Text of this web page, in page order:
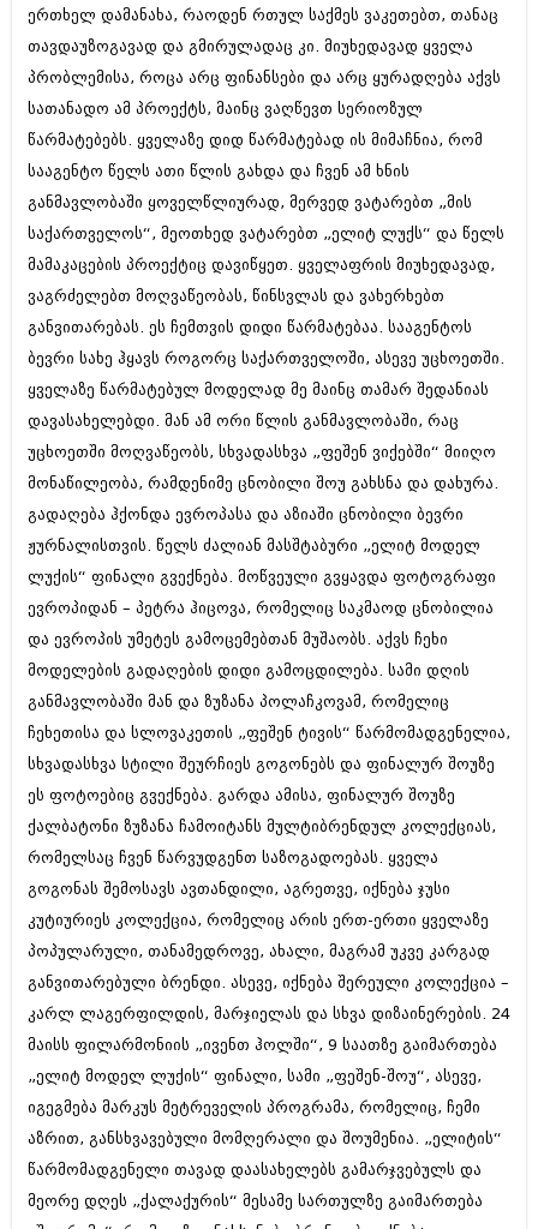
ივნისი 2018 (244)
აპრილი 2018 (194)
მარტი 2018 (256)
თებერვალი 2018 (208)
იანვარი 2018 (215)
დეკემბერი 2017 (243)
ნოემბერი 2017 (212)
ოქტომბერი 2017 (231)
სექტემბერი 2017 (261)
ივლისი 2017 (233)
ივნისი 2017 (265)
მაისი 2017 (216)
მარტი 2017 (212)
თებერვალი 2017 (205)
იანვარი 2017 (246)
დეკემბერი 2016 (207)
ნოემბერი 2016 (207)
ოქტომბერი 2016 (257)
სექტემბერი 2016 (224)
აგვისტო 2016 (258)
ივნისი 2016 (221)
მაისი 2016 (261)
აპრილი 2016 (215)
თებერვალი 2016 (250)
იანვარი 2016 (206)
დეკემბერი 2015 (207)
ნოემბერი 2015 (264)
ოქტომბერი 2015 (204)
სექტემბერი 2015 (215)
აგვისტო 2015 (286)
ივლისი 2015 (173)
მაისი 2015 (194)
აპრილი 2015 (208)
მარტი 2015 (365)
იანვარი 2015 (247)
დეკემბერი 2014 (342)
ნოემბერი 2014 (290)
ოქტომბერი 2014 (292)
სექტემბერი 2014 (394)
აგვისტო 2014 (248)
ივლისი 2014 (313)
ივნისი 2014 (366)
აპრილი 2014 (290)
არქივის ზომის ნახვა
ერთხელ დამანახა, რაოდენ რთულ საქმეს ვაკეთებთ, თანაც
თავდაუზოგავად და გმირულადაც კი. მიუხედავად ყველა
პრობლემისა, როცა არც ფინანსები და არც ყურადღება აქვს
სათანადო ამ პროექტს, მაინც ვაღწევთ სერიოზულ
წარმატებებს. ყველაზე დიდ წარმატებად ის მიმაჩნია, რომ
სააგენტო წელს ათი წლის გახდა და ჩვენ ამ ხნის
განმავლობაში ყოველწლიურად, მერვედ ვატარებთ „მის
საქართველოს“, მეოთხედ ვატარებთ „ელიტ ლუქს“ და წელს
მამაკაცების პროექტიც დავიწყეთ. ყველაფრის მიუხედავად,
ვაგრძელებთ მოღვაწეობას, წინსვლას და ვახერხებთ
განვითარებას. ეს ჩემთვის დიდი წარმატებაა. სააგენტოს
ბევრი სახე ჰყავს როგორც საქართველოში, ასევე უცხოეთში.
ყველაზე წარმატებულ მოდელად მე მაინც თამარ შედანიას
დავასახელებდი. მან ამ ორი წლის განმავლობაში, რაც
უცხოეთში მოღვაწეობს, სხვადასხვა „ფეშენ ვიქებში“ მიიღო
მონაწილეობა, რამდენიმე ცნობილი შოუ გახსნა და დახურა.
გადაღება ჰქონდა ევროპასა და აზიაში ცნობილი ბევრი
ჟურნალისთვის. წელს ძალიან მასშტაბური „ელიტ მოდელ
ლუქის“ ფინალი გვექნება. მოწვეული გვყავდა ფოტოგრაფი
ევროპიდან – პეტრა ჰიცოვა, რომელიც საკმაოდ ცნობილია
და ევროპის უმეტეს გამოცემებთან მუშაობს. აქვს ჩეხი
მოდელების გადაღების დიდი გამოცდილება. სამი დღის
განმავლობაში მან და ზუზანა პოლაჩკოვამ, რომელიც
ჩეხეთისა და სლოვაკეთის „ფეშენ ტივის“ წარმომადგენელია,
სხვადასხვა სტილი შეურჩიეს გოგონებს და ფინალურ შოუზე
ეს ფოტოებიც გვექნება. გარდა ამისა, ფინალურ შოუზე
ქალბატონი ზუზანა ჩამოიტანს მულტიბრენდულ კოლექციას,
რომელსაც ჩვენ წარვუდგენთ საზოგადოებას. ყველა
გოგონას შემოსავს ავთანდილი, აგრეთვე, იქნება ჯუსი
კუტიურიეს კოლექცია, რომელიც არის ერთ-ერთი ყველაზე
პოპულარული, თანამედროვე, ახალი, მაგრამ უკვე კარგად
განვითარებული ბრენდი. ასევე, იქნება შერეული კოლექცია –
კარლ ლაგერფილდის, მარჯიელას და სხვა დიზაინერების. 24
მაისს ფილარმონიის „ივენთ ჰოლში“, 9 საათზე გაიმართება
„ელიტ მოდელ ლუქის“ ფინალი, სამი „ფეშენ-შოუ“, ასევე,
იგეგმება მარკუს მეტრეველის პროგრამა, რომელიც, ჩემი
აზრით, განსხვავებული მომღერალი და შოუმენია. „ელიტის“
წარმომადგენელი თავად დაასახელებს გამარჯვებულს და
მეორე დღეს „ქალაქურის“ მესამე სართულზე გაიმართება